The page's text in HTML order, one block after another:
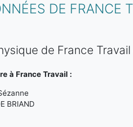
DE FRANCE
de France
à France Travail :
BRIAND